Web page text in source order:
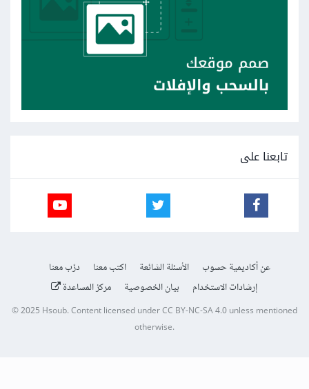
تابعنا على
عن أكاديمية حسوب الأسئلة الشائعة اكتب معنا
درّب معنا
إرشادات الاستخدام
بيان الخصوصية مركز المساعدة
© 2025 Hsoub.Content licensed underCC BY-NC-SA 4.0unless mentioned
otherwise.